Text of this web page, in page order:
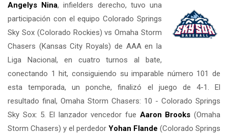
Angelys Nina, infielders derecho, tuvo una
participación con el equipo Colorado Springs
Sky Sox (Colorado Rockies) vs Omaha Storm
Chasers (Kansas City Royals) de AAA en la
Liga Nacional, en cuatro turnos al bate,
conectando 1 hit, consiguiendo su imparable número 101 de
esta temporada, un ponche, finalizó el juego de 4-1. El
resultado final, Omaha Storm Chasers: 10 - Colorado Springs
Sky Sox: 5. El lanzador vencedor fue Aaron Brooks (Omaha
Storm Chasers) y el perdedor Yohan Flande (Colorado Springs